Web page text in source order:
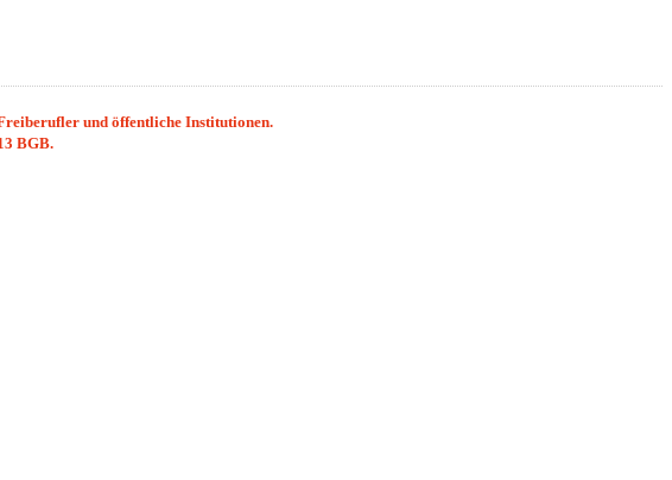
und öffentliche Institutionen.
BGB.